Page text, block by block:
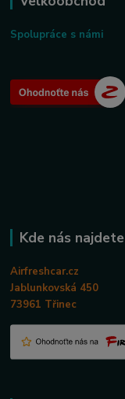
Spolupráce s námi
Kde nás najdete
Airfreshcar.cz
Jablunkovská 450
73961 Třinec